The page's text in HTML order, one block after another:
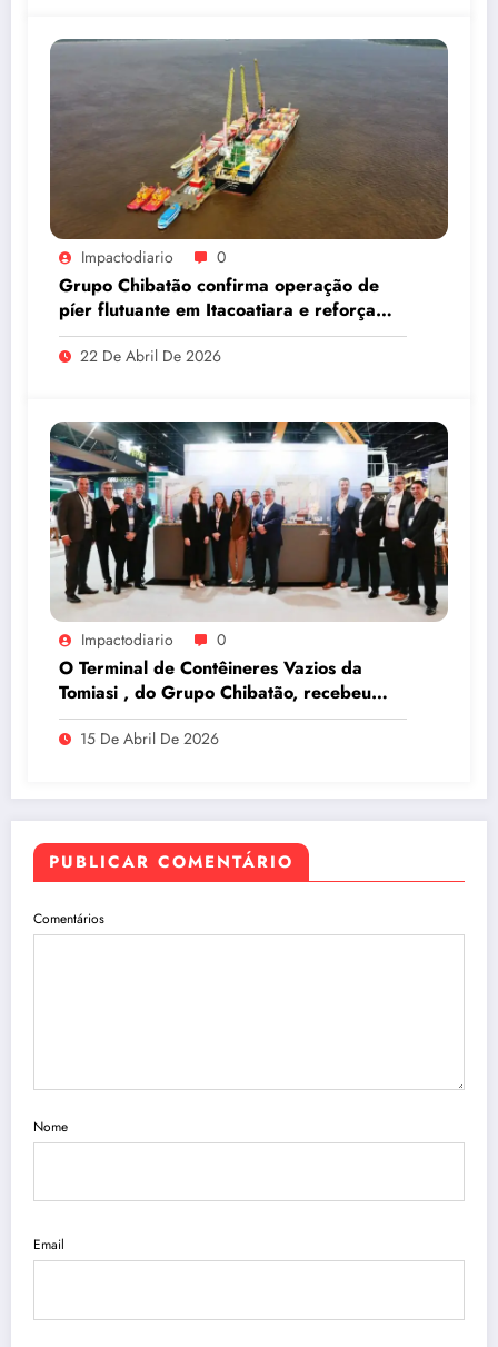
Impactodiario 0
Grupo Chibatão confirma operação de
píer flutuante em Itacoatiara e reforça
compromisso com a solução logística para
o Amazonas
22 De Abril De 2026
Impactodiario 0
O Terminal de Contêineres Vazios da
Tomiasi , do Grupo Chibatão, recebeu
prêmio da Log-In na Intermodal South
America 2026, em São Paulo
15 De Abril De 2026
PUBLICAR COMENTÁRIO
Comentários
Nome
Email